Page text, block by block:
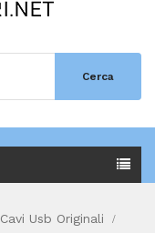
Cerca
Cavi Usb Originali